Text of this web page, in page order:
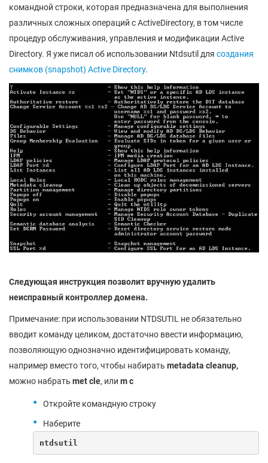
командной строки, которая предназначена для выполнения
различных сложных операций с ActiveDirectory, в том числе
процедур обслуживания, управления и модификации Active
Directory. Я уже писал об использовании Ntdsutil для создания
снимков (snapshot) Active Directory.
Следующая инструкция позволит вручную удалить
неисправный контроллер домена.
Примечание: при использовании NTDSUTIL не обязательно
вводит команду целиком, достаточно ввести информацию,
позволяющую однозначно идентифицировать команду,
например вместо того, чтобы набирать metadata cleanup,
можно набрать metcle, или mc
Откройте командную строку
Наберите
ntdsutil